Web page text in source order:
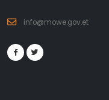
info@mowe.gov.et